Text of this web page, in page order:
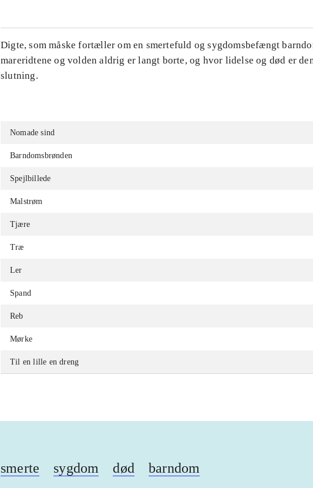
Digte, som måske fortæller om en smertefuld og sygdomsbefængt
mareridtene og volden aldrig er langt borte, og hvor lidelse og død er
slutning.
Nomade sind
Barndomsbrønden
Spejlbillede
Malstrøm
Tjære
Træ
Ler
Spand
Reb
Mørke
Til en lille en dreng
smerte sygdom død barndom